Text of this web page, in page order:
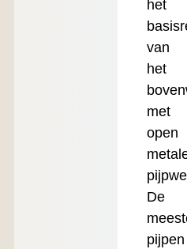
het
van
het
met
open
De
pijpen